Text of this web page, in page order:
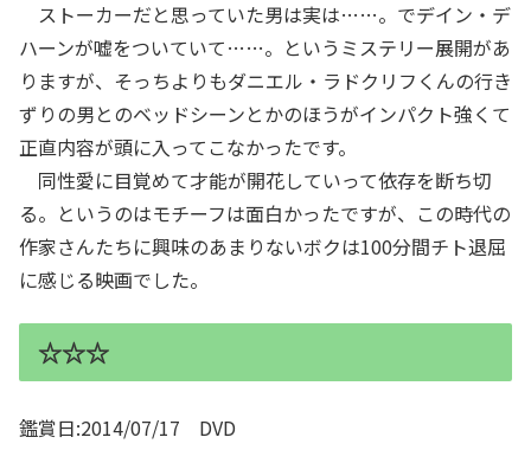
ストーカーだと思っていた男は実は……。でデイン・デ
ハーンが嘘をついていて……。というミステリー展開があ
りますが、そっちよりもダニエル・ラドクリフくんの行き
ずりの男とのベッドシーンとかのほうがインパクト強くて
正直内容が頭に入ってこなかったです。
同性愛に目覚めて才能が開花していって依存を断ち切
る。というのはモチーフは面白かったですが、この時代の
作家さんたちに興味のあまりないボクは100分間チト退屈
に感じる映画でした。
☆☆☆
鑑賞日:2014/07/17 DVD